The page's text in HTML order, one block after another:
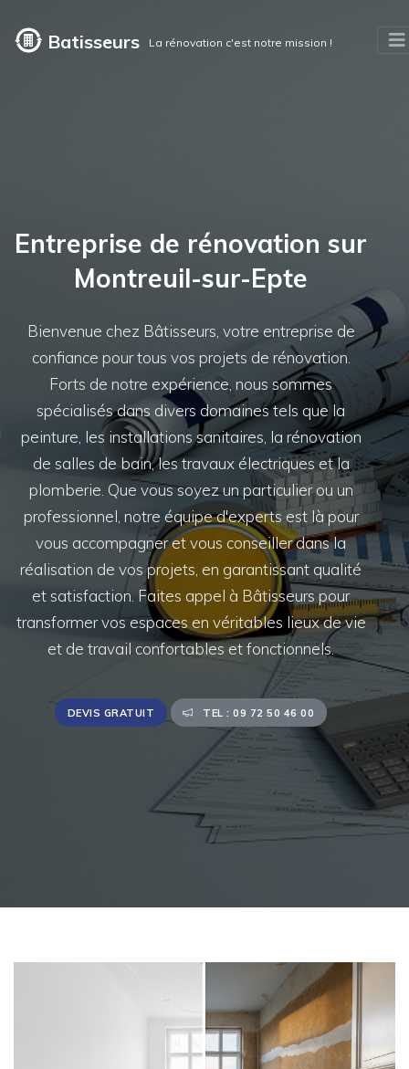
Batisseurs La rénovation c'est notre mission !
Entreprise de rénovation sur
Montreuil-sur-Epte
Bienvenue chez Bâtisseurs, votre entreprise de
confiance pour tous vos projets de rénovation.
Forts de notre expérience, nous sommes
spécialisés dans divers domaines tels que la
peinture, les installations sanitaires, la rénovation
de salles de bain, les travaux électriques et la
plomberie. Que vous soyez un particulier ou un
professionnel, notre équipe d'experts est là pour
vous accompagner et vous conseiller dans la
réalisation de vos projets, en garantissant qualité
et satisfaction. Faites appel à Bâtisseurs pour
transformer vos espaces en véritables lieux de vie
et de travail confortables et fonctionnels.
DEVIS GRATUIT TEL : 09 72 50 46 00